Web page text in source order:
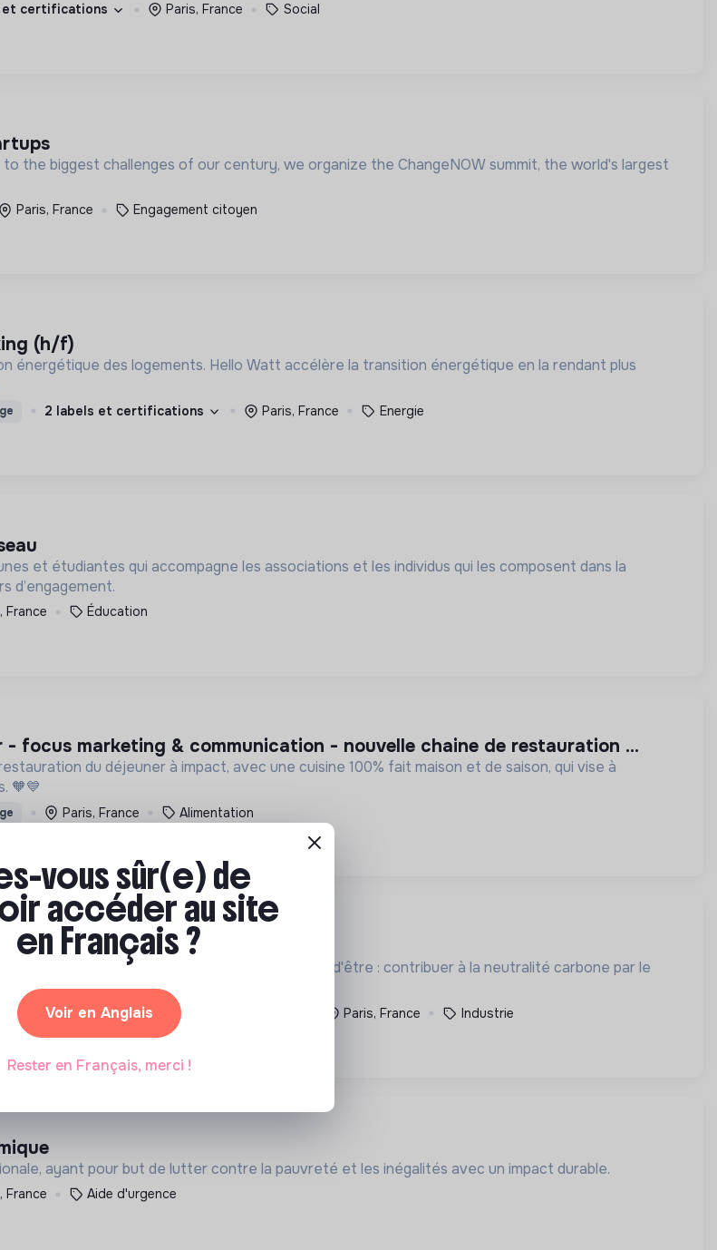
et certifications Paris, France Social
the biggest challenges of our century, we organize the ChangeNOW summit, the world's largest
Paris, France Engagement citoyen
(h/f)
énergétique des logements. Hello Watt accélère la transition énergétique en la rendant plus
2 labels et certifications Paris, France Energie
et étudiantes qui accompagne les associations et les individus qui les composent dans la
d’engagement.
France Éducation
focus marketing & communication - nouvelle chaine de restauration ...
du déjeuner à impact, avec une cuisine 100% fait maison et de saison, qui vise à
🧡💙
Paris, France Alimentation
(h/f) - stage ou alternance
Notre raison d'être : contribuer à la neutralité carbone par le
Stage 1 labels et certifications Paris, France Industrie
ayant pour but de lutter contre la pauvreté et les inégalités avec un impact durable.
France Aide d'urgence
vous sûr(e) de
accéder au site
en Français ?
Voir en Anglais
Rester en Français, merci !